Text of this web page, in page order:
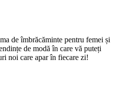
de îmbrăcăminte pentru femei și
de modă în care vă puteți
noi care apar în fiecare zi!